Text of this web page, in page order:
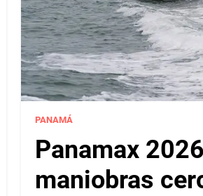
PANAMÁ
Panamax
maniobras